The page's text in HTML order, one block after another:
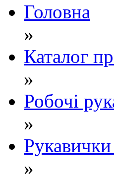
Головна
»
Каталог
»
Робочі
»
Рукавички
»